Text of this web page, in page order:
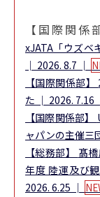
【国際関係
xJATA「ウズベ
│ 2026. 8.7 │
【国際関係部】
た │ 2026. 7.16
【国際関係部】
ャパンの主催三
【総務部】 髙
年度 陸運及び
2026. 6.25 │